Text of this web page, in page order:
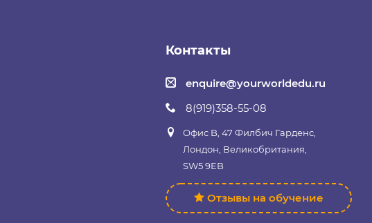
Контакты
enquire@yourworldedu.ru
8(919)358-55-08
Офис B, 47 Филбич Гарденс,
Лондон, Великобритания,
SW5 9EB
Отзывы на обучение